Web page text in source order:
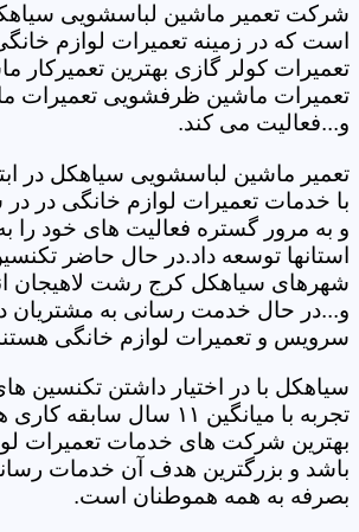
شرکت تعمیر ماشین لباسشویی
است که در زمینه تعمیرات لوازم
تعمیرات کولر گازی بهترین تعمیرکار
تعمیرات ماشین ظرفشویی تعمیرات
و...فعالیت می کند.
تعمیر ماشین لباسشویی سیاهکل در
با خدمات تعمیرات لوازم خانگی در در
و به مرور گستره فعالیت های خود را
استانها توسعه داد.در حال حاضر
شهرهای سیاهکل کرج رشت لاهیجان
و...در حال خدمت رسانی به مشتریان
سرویس و تعمیرات لوازم خانگی
سیاهکل با در اختیار داشتن تکنسین
تجربه با میانگین ۱۱ سال
بهترین شرکت های خدمات تعمیرات
باشد و بزرگترین هدف آن خدمات
بصرفه به همه هموطنان است.